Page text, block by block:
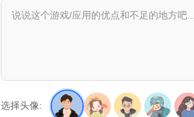
实验室不用升的很杂，即：不用这次升这种
流派的兵一起升起来好。(比如，6本主打胖
选择头像: